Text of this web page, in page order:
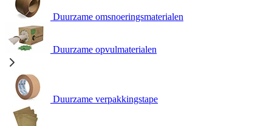
Duurzame omsnoeringsmaterialen
Duurzame opvulmaterialen
Duurzame verpakkingstape